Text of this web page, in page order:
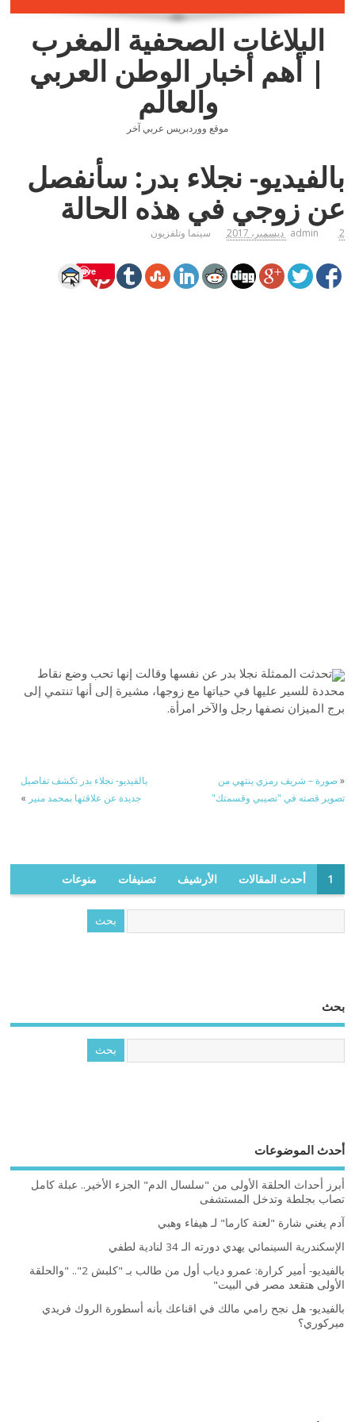
البلاغات الصحفية المغرب
| أهم أخبار الوطن العربي
والعالم
موقع ووردبريس عربي آخر
بالفيديو- نجلاء بدر: سأنفصل
عن زوجي في هذه الحالة
admin 2 ديسمبر، 2017 سينما وتلفزيون
Save
تحدثت الممثلة نجلا بدر عن نفسها وقالت إنها تحب وضع نقاط
محددة للسير عليها في حياتها مع زوجها، مشيرة إلى أنها تنتمي إلى
برج الميزان نصفها رجل والآخر امرأة.
«صورة – شريف رمزي ينتهي من
تصوير قصته في "نصيبي وقسمتك"
بالفيديو- نجلاء بدر تكشف تفاصيل
جديدة عن علاقتها بمحمد منير »
1 أحدث المقالات الأرشيف تصنيفات منوعات
بحث
أحدث الموضوعات
أبرز أحداث الحلقة الأولى من "سلسال الدم" الجزء الأخير.. عبلة كامل
تصاب بجلطة وتدخل المستشفى
آدم يغني شارة "لعنة كارما" لـ هيفاء وهبي
الإسكندرية السينمائي يهدي دورته الـ 34 لنادية لطفي
بالفيديو- أمير كرارة: عمرو دياب أول من طالب بـ "كلبش 2".. "والحلقة
الأولى هتقعد مصر في البيت"
بالفيديو- هل نجح رامي مالك في اقناعك بأنه أسطورة الروك فريدي
ميركوري؟